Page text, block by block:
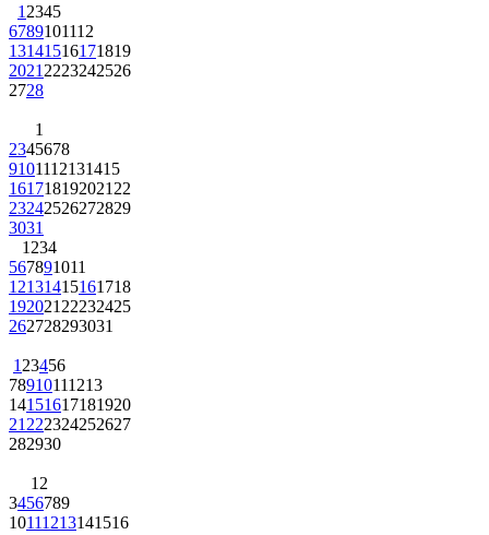
1 2345
6789101112
13141516171819
2021 2223242526
2728
1
2345678
9101112131415
161718192021 22
23242526272829
3031
1 234
567891011
12131415161718
192021 22232425
262728293031
1 23456
78910111213
14151617181920
21 222324252627
282930
1 2
3456789
10111213141516